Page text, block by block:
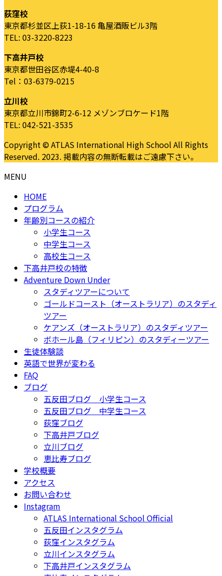
荻窪校
東京都杉並区上荻1-18-16 亀屋酒販ビル3階
TEL: 03-3220-8223
下高井戸校
東京都世田谷区赤堤4-40-8
Tel：03-6379-0215
立川校
東京都立川市錦町2-6-12 メゾンブロケード1階
TEL: 042-521-3535
Copyright © ATLAS International High School All Rights
Reserved. 2023. 掲載内容の無断転載はご遠慮下さい。
MENU
HOME
プログラム
年齢別コースの紹介
小学生コース
中学生コース
高校生コース
下高井戸校の特徴
Adventure Down Under
スタディツアーについて
ゴールドコースト（オーストラリア）のスタディ
ツアー
ケアンズ（オーストラリア）のスタディツアー
ボホール島（フィリピン）のスタディーツアー
生徒体験談
英語で世界が変わる
FAQ
ブログ
五反田ブログ 小学生コース
五反田ブログ 中学生コース
荻窪ブログ
下高井戸ブログ
立川ブログ
恵比寿ブログ
学校概要
アクセス
お問い合わせ
Instagram
ATLAS International School Official
五反田インスタグラム
荻窪インスタグラム
立川インスタグラム
下高井戸インスタグラム